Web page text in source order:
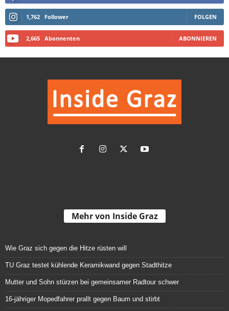
1,762 Follower FOLGEN
2,665 Abonnenten ABONNIEREN
Mehr von Inside Graz
Wie Graz sich gegen die Hitze rüsten will
TU Graz testet kühlende Keramikwand gegen Stadthitze
Mutter und Sohn stürzen bei gemeinsamer Radtour schwer
16-jähriger Mopedfahrer prallt gegen Baum und stirbt